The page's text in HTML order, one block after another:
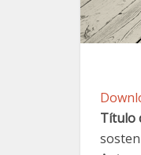
Título